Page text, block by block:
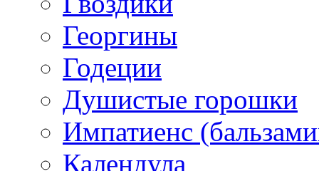
Георгины
Годеции
Душистые горошки
Импатиенс
Календула